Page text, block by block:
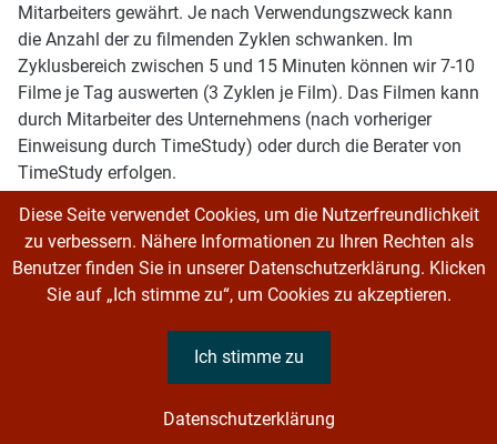
Mitarbeiters gewährt. Je nach Verwendungszweck kann
die Anzahl der zu filmenden Zyklen schwanken. Im
Zyklusbereich zwischen 5 und 15 Minuten können wir 7-10
Filme je Tag auswerten (3 Zyklen je Film). Das Filmen kann
durch Mitarbeiter des Unternehmens (nach vorheriger
Einweisung durch TimeStudy) oder durch die Berater von
TimeStudy erfolgen.
Das Auswerten der Filme erfolgt in der Regel im Büro von
TimeStudy. Es ist jedoch sinnvoll, die ersten Auswertungen
gemeinsam mit einem Spezialisten des Unternehmens
durchzuführen, um einen einheitlichen Sprachgebrauch
sicher zu stellen. Der Aufwand für die Auswertung der
Filme hängt stark von der gewünschten Detaillierung der
Abläufe ab. Wir empfehlen mindestens die Unterscheidung
wertschöpfender (Hauptzeiten) und nicht wertschöpfender
Diese Seite verwendet Cookies, um die Nutzerfreundlichkeit
zu verbessern. Nähere Informationen zu Ihren Rechten als
Benutzer finden Sie in unserer Datenschutzerklärung. Klicken
Sie auf „Ich stimme zu“, um Cookies zu akzeptieren.
Ich stimme zu
Datenschutzerklärung